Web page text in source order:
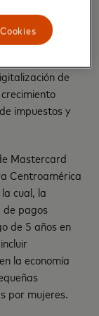
el objetivo
la
de
impuestos y
Mastercard
Centroamérica
cual, la
de pagos
de 5 años en
la economía
por mujeres.